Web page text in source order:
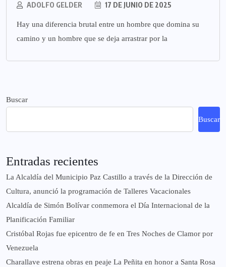
ADOLFO GELDER 17 DE JUNIO DE 2025
Hay una diferencia brutal entre un hombre que domina su
camino y un hombre que se deja arrastrar por la
Buscar
Buscar
Entradas recientes
La Alcaldía del Municipio Paz Castillo a través de la Dirección de
Cultura, anunció la programación de Talleres Vacacionales
Alcaldía de Simón Bolívar conmemora el Día Internacional de la
Planificación Familiar
Cristóbal Rojas fue epicentro de fe en Tres Noches de Clamor por
Venezuela
Charallave estrena obras en peaje La Peñita en honor a Santa Rosa